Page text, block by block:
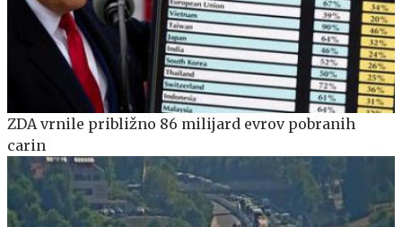
ZDA vrnile približno 86 milijard evrov pobranih
carin